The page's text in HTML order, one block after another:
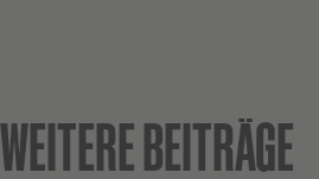
WEITERE BEITRÄGE